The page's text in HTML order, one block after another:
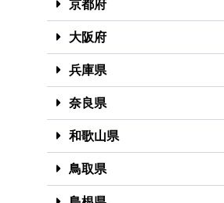
京都府
大阪府
兵庫県
奈良県
和歌山県
鳥取県